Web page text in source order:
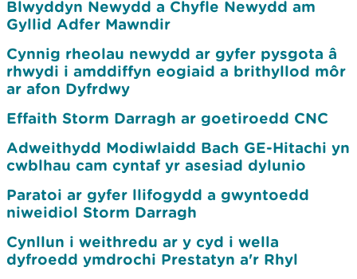
Blwyddyn Newydd a Chyfle Newydd am
Gyllid Adfer Mawndir
Cynnig rheolau newydd ar gyfer pysgota â
rhwydi i amddiffyn eogiaid a brithyllod môr
ar afon Dyfrdwy
Effaith Storm Darragh ar goetiroedd CNC
Adweithydd Modiwlaidd Bach GE-Hitachi yn
cwblhau cam cyntaf yr asesiad dylunio
Paratoi ar gyfer llifogydd a gwyntoedd
niweidiol Storm Darragh
Cynllun i weithredu ar y cyd i wella
dyfroedd ymdrochi Prestatyn a'r Rhyl